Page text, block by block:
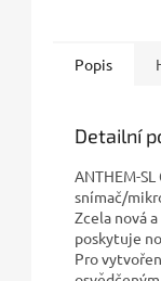
Popis
Detailní
ANTHEM-
snímač/
Zcela nová
poskytuje
Pro